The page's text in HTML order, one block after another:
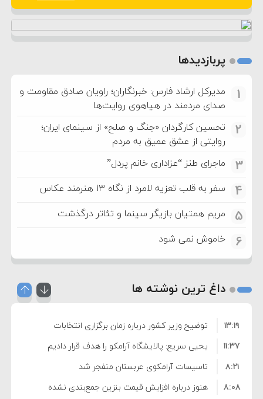
پربازدیدها
1
مدیرکل ارشاد فارس: خبرنگاران؛ راویان صادق مقاومت و
صدای مردمند در هیاهوی روایت‌ها
2
تحسین کارگردان «جنگ و صلح» از سینمای ایران؛
روایتی از عشق عمیق به مردم
3 ماجرای طنز “عزاداری خانم پردل”
4 سفر به قلب تعزیه لامرد از نگاه ۱۳ هنرمند عکاس
5 مریم همتیان بازیگر سینما و تئاتر درگذشت
6 خاموش نمی شود
داغ ترین نوشته ها
توضیح وزیر کشور درباره زمان برگزاری انتخابات
شوراها
۱۳:۱۹
یحیی سریع: پالایشگاه آرامکو را هدف قرار دادیم
۱۱:۳۷
تاسیسات آرامکوی عربستان منفجر شد
۸:۲۱
هنوز درباره افزایش قیمت بنزین جمع‌بندی نشده
۸:۰۸